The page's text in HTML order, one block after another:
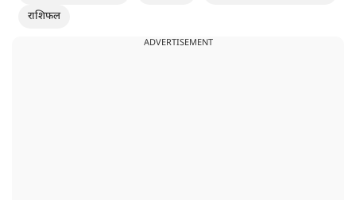
राशिफल
ADVERTISEMENT